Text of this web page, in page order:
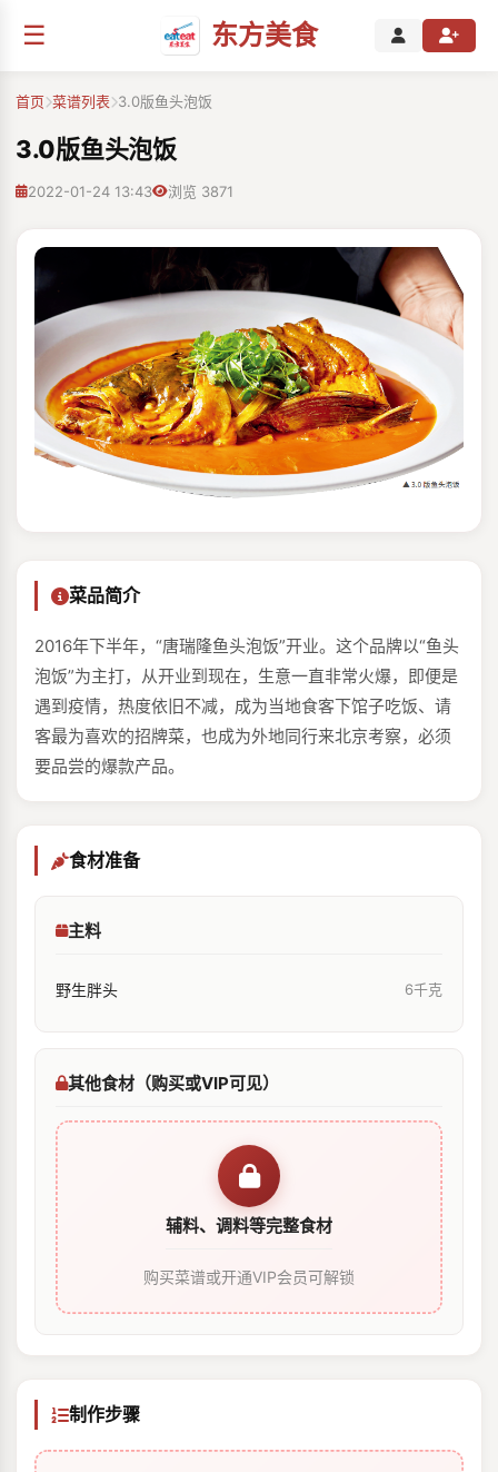
☰ 东方美食
首页 菜谱列表 3.0版鱼头泡饭
3.0版鱼头泡饭
2022-01-24 13:43 浏览 3871
菜品简介
2016年下半年，“唐瑞隆鱼头泡饭”开业。这个品牌以“鱼头
泡饭”为主打，从开业到现在，生意一直非常火爆，即便是
遇到疫情，热度依旧不减，成为当地食客下馆子吃饭、请
客最为喜欢的招牌菜，也成为外地同行来北京考察，必须
要品尝的爆款产品。
食材准备
主料
野生胖头 6千克
其他食材（购买或VIP可见）
辅料、调料等完整食材
购买菜谱或开通VIP会员可解锁
制作步骤